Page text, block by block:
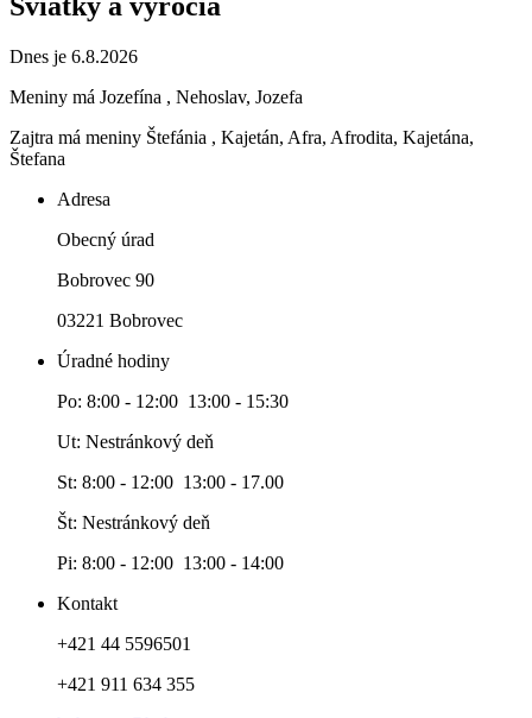
Sviatky a výročia
Dnes je 6.8.2026
Meniny má Jozefína , Nehoslav, Jozefa
Zajtra má meniny Štefánia , Kajetán, Afra, Afrodita, Kajetána,
Štefana
Adresa
Obecný úrad
Bobrovec 90
03221 Bobrovec
Úradné hodiny
Po: 8:00 - 12:00 13:00 - 15:30
Ut: Nestránkový deň
St: 8:00 - 12:00 13:00 - 17.00
Št: Nestránkový deň
Pi: 8:00 - 12:00 13:00 - 14:00
Kontakt
+421 44 5596501
+421 911 634 355